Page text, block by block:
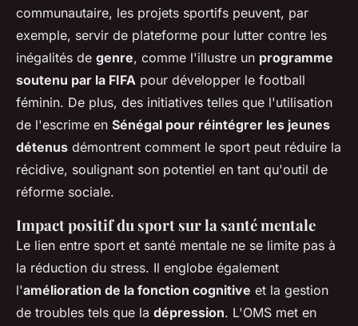
communautaire, les projets sportifs peuvent, par
exemple, servir de plateforme pour lutter contre les
inégalités de genre, comme l'illustre un programme
soutenu par la FIFA pour développer le football
féminin. De plus, des initiatives telles que l'utilisation
de l'escrime en Sénégal pour réintégrer les jeunes
détenus démontrent comment le sport peut réduire la
récidive, soulignant son potentiel en tant qu'outil de
réforme sociale.
Impact positif du sport sur la santé mentale
Le lien entre sport et santé mentale ne se limite pas à
la réduction du stress. Il englobe également
l'amélioration de la fonction cognitive et la gestion
de troubles tels que la dépression. L'OMS met en